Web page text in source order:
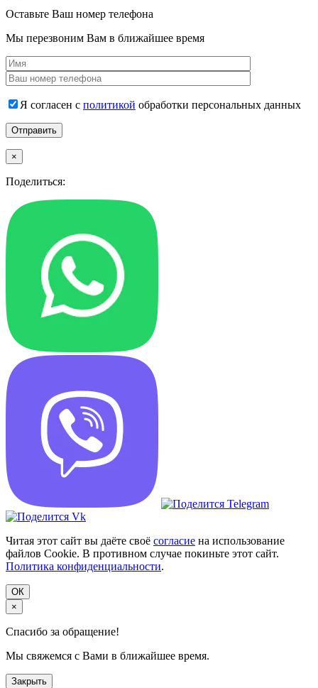
Оставьте Ваш номер телефона
Мы перезвоним Вам в ближайшее время
Я согласен с политикой обработки персональных данных
×
Поделиться:
Читая этот сайт вы даёте своё согласие на использование
файлов Cookie. В противном случае покиньте этот сайт.
Политика конфиденциальности.
ОК
×
Спасибо за обращение!
Мы свяжемся с Вами в ближайшее время.
Закрыть